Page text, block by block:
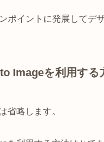
ポイントに発展してデ
Imageを利用する
省略します。